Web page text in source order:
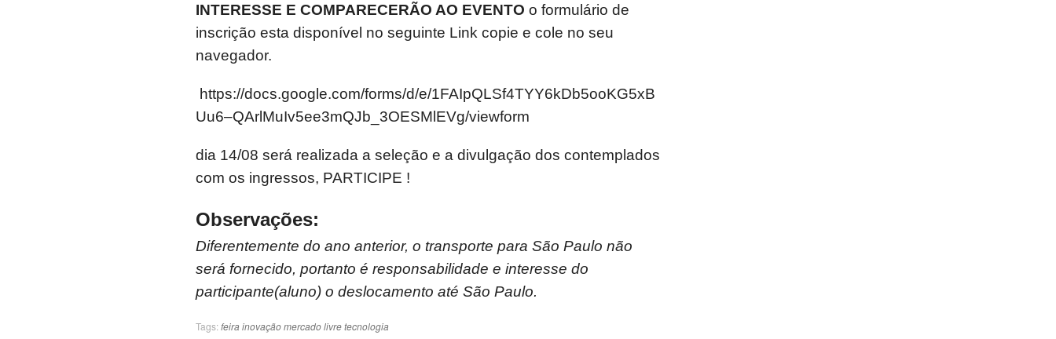
INTERESSE E COMPARECERÃO AO EVENTO o formulário de
inscrição esta disponível no seguinte Link copie e cole no seu
navegador.
https://docs.google.com/forms/d/e/1FAIpQLSf4TYY6kDb5ooKG5xB
Uu6–QArlMuIv5ee3mQJb_3OESMlEVg/viewform
dia 14/08 será realizada a seleção e a divulgação dos contemplados
com os ingressos, PARTICIPE !
Observações:
Diferentemente do ano anterior, o transporte para São Paulo não
será fornecido, portanto é responsabilidade e interesse do
participante(aluno) o deslocamento até São Paulo.
Tags: feira inovaçãomercado livretecnologia